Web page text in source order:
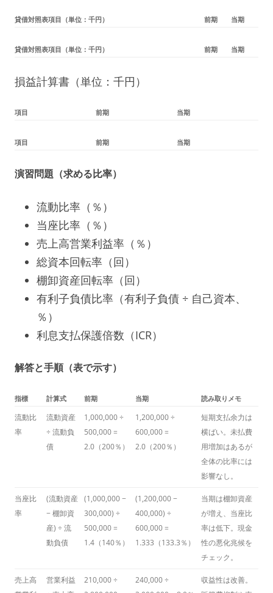
貸借対照表項目（単位：千円） 前期 当期
貸借対照表項目（単位：千円） 前期 当期
損益計算書（単位：千円）
項目 前期 当期
項目 前期 当期
演習問題（求める比率）
流動比率（％）
当座比率（％）
売上高営業利益率（％）
総資本回転率（回）
棚卸資産回転率（回）
有利子負債比率（有利子負債 ÷ 自己資本、
％）
利息支払保護倍数（ICR）
解答と手順（表で示す）
指標 計算式 前期 当期 読み取りメモ
流動比
率
流動資産
÷ 流動負
債
1,000,000 ÷
500,000 =
2.0（200％）
1,200,000 ÷
600,000 =
2.0（200％）
短期支払余力は
横ばい。未払費
用増加はあるが
全体の比率には
影響なし。
当座比
率
(流動資産
− 棚卸資
産) ÷ 流
動負債
(1,000,000 −
300,000) ÷
500,000 =
1.4（140％）
(1,200,000 −
400,000) ÷
600,000 =
1.333（133.3％）
当期は棚卸資産
が増え、当座比
率は低下。現金
性の悪化兆候を
チェック。
売上高
営業利益
210,000 ÷
240,000 ÷
収益性は改善。